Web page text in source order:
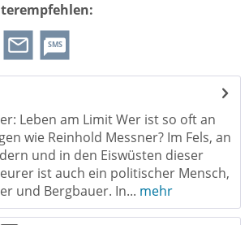
SMS
Leben am Limit Wer ist so oft an
wie Reinhold Messner? Im Fels, an
und in den Eiswüsten dieser
ist auch ein politischer Mensch,
und Bergbauer. In... mehr